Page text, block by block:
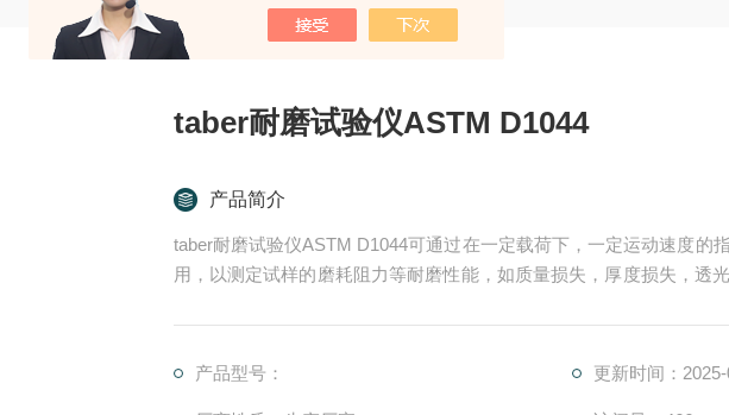
taber耐磨试验仪ASTM D1044
产品简介
taber耐磨试验仪ASTM D1044可通过在一定载荷下，一定运动速度的
用，以测定试样的磨耗阻力等耐磨性能，如质量损失，厚度损失，透
产品型号： 更新时间：